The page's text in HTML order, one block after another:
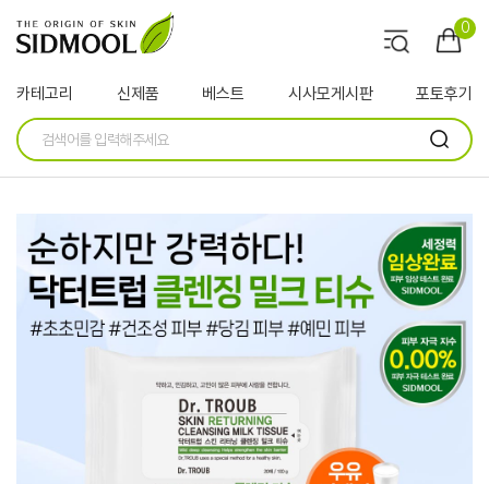
0
카테고리 신제품 베스트 시사모게시판 포토후기